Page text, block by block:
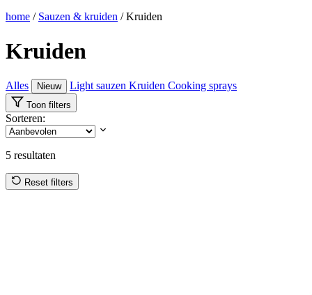
home / Sauzen & kruiden / Kruiden
Kruiden
Alles Nieuw Light sauzen Kruiden Cooking sprays
Toon filters
Sorteren:
5 resultaten
Reset filters